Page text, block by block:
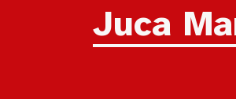
Tag:
Juca